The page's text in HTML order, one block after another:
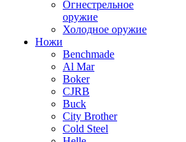
Огнестрельное
оружие
Холодное оружие
Ножи
Benchmade
Al Mar
Boker
CJRB
Buck
City Brother
Cold Steel